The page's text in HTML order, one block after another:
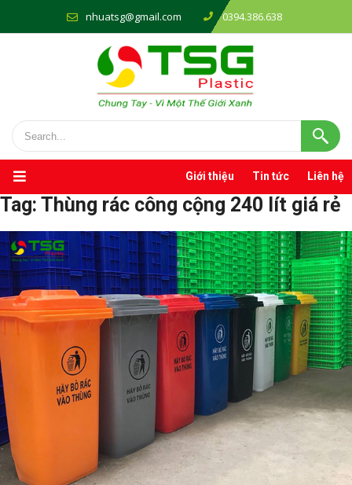
nhuatsg@gmail.com 0394.386.638
Giới thiệu Tin tức Liên hệ
Tag: Thùng rác công cộng 240 lít giá rẻ